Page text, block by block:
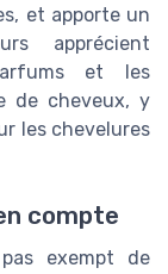
et apporte un
apprécient
et les
de cheveux, y
les chevelures
compte
exempt de